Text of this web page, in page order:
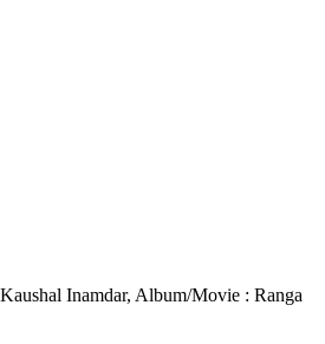
Inamdar, Album/Movie : Ranga